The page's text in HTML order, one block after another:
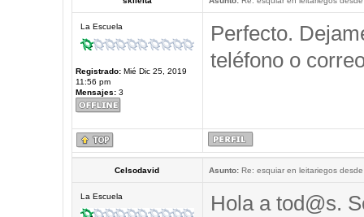
La Escuela
Registrado:Mié Dic 25, 2019
11:56 pm
Mensajes:3
Perfecto.
teléfono o
Celsodavid Asunto:Re: esquiar en leitariegos
La Escuela
Hola a tod@s.